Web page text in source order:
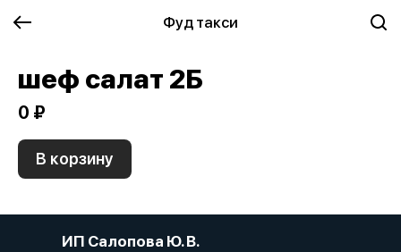
Фуд такси
шеф салат 2Б
0 ₽
В корзину
ИП Салопова Ю. В.